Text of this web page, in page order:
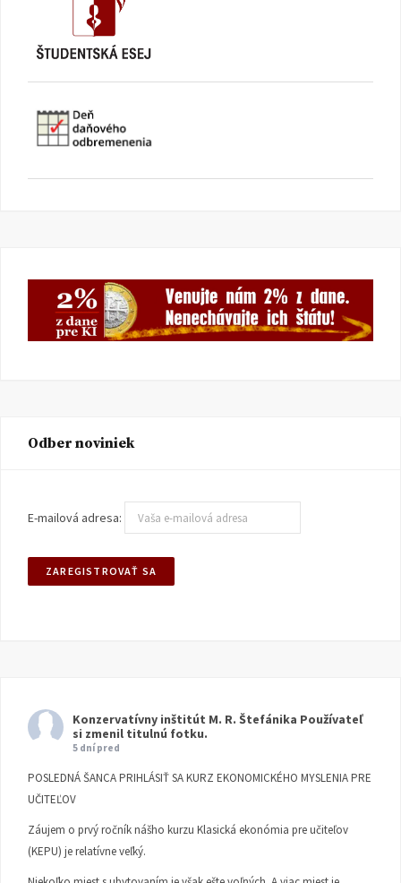
Odber noviniek
E-mailová adresa:
Konzervatívny inštitút M. R. Štefánika Používateľ
si zmenil titulnú fotku.
5 dní pred
POSLEDNÁ ŠANCA PRIHLÁSIŤ SA KURZ EKONOMICKÉHO MYSLENIA PRE
UČITEĽOV
Záujem o prvý ročník nášho kurzu Klasická ekonómia pre učiteľov
(KEPU) je relatívne veľký.